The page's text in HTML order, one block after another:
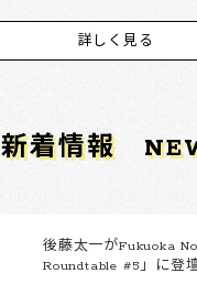
詳しく見る
新着情報
後藤太一がFukuoka
Roundtable #5」に登